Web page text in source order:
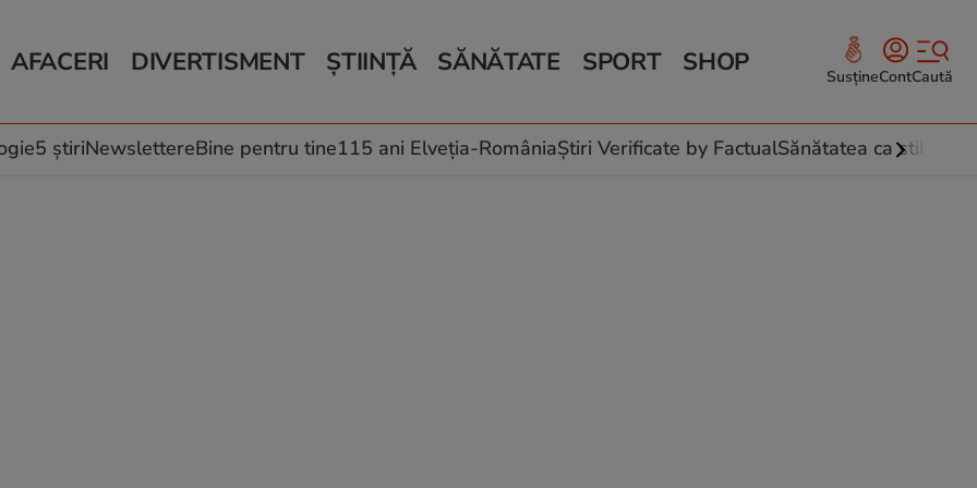
AFACERI
Auto
Locuri de muncă
DIVERTISMENT
Horoscop
Muzică și Filme
ȘTIINȚĂ
Schimbări climatice
SĂNĂTATE
Relații
Rețete culinare
SPORT SHOP SusțineContCaută
5 știriNewslettereBine pentru tine115 ani Elveția-RomâniaȘtiri Verificate by FactualSănătatea ca stil de